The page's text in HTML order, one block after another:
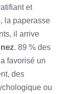
et
la paperasse
il arrive
. 89 % des
favorisé un
des
ou